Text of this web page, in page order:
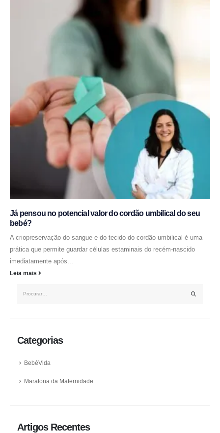
Já pensou no potencial valor do cordão umbilical do seu
bebé?
A criopreservação do sangue e do tecido do cordão umbilical é uma
prática que permite guardar células estaminais do recém-nascido
imediatamente após...
Leia mais
Categorias
BebéVida
Maratona da Maternidade
Artigos Recentes